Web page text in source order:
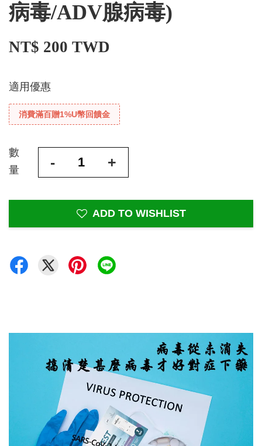
病毒/ADV腺病毒)
NT$ 200 TWD
適用優惠
消費滿百贈1%U幣回饋金
數
量
- +
ADD TO WISHLIST